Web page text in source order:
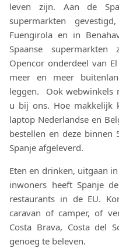
leven zijn. Aan de
supermarkten
Fuengirola en in
Spaanse
Opencor onderdeel van
meer en meer
leggen. Ook webwinkels
u bij ons. Hoe makkelijk
laptop Nederlandse en
bestellen en deze
Spanje afgeleverd.
Eten en drinken, uitgaan
inwoners heeft Spanje
restaurants in de EU.
caravan of camper, of
Costa Brava, Costa del
genoeg te beleven.